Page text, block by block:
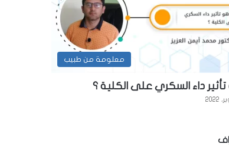
معلومة من طبيب
داء السكري على الكلية ؟